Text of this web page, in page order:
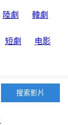
陸劇 韓劇
短劇 电影